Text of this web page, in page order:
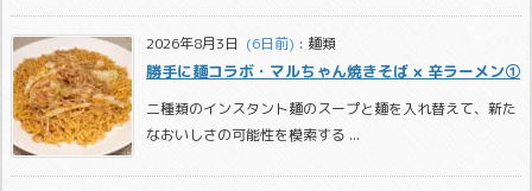
2026年8月3日
  (6日前)
: 麺類
勝手に麺コラボ・マルちゃん焼きそば × 辛ラーメン①
二種類のインスタント麺のスープと麺を入れ替えて、新た
なおいしさの可能性を模索する ...